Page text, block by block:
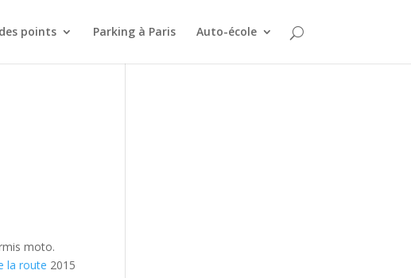
points Parking à Paris Auto-école
moto.
la route 2015